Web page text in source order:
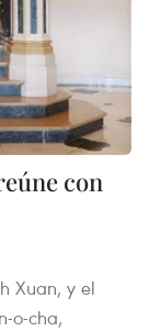
con
Xuan, y el
o-cha,